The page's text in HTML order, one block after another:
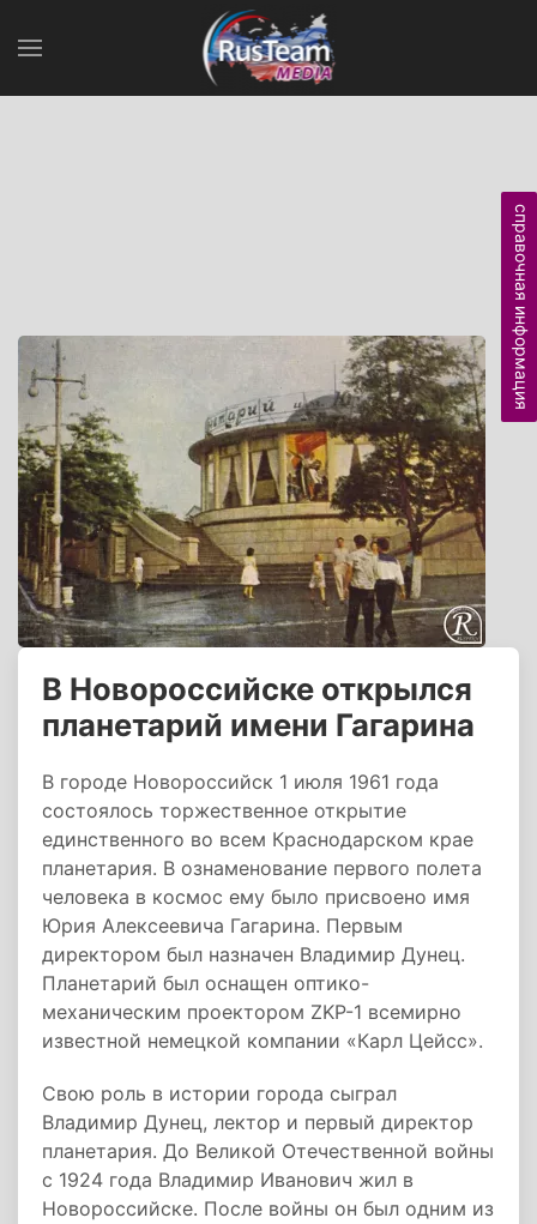
В Новороссийске открылся
планетарий имени Гагарина
В городе Новороссийск 1 июля 1961 года
состоялось торжественное открытие
единственного во всем Краснодарском крае
планетария. В ознаменование первого полета
человека в космос ему было присвоено имя
Юрия Алексеевича Гагарина. Первым
директором был назначен Владимир Дунец.
Планетарий был оснащен оптико-
механическим проектором ZKP-1 всемирно
известной немецкой компании «Карл Цейсс».
Свою роль в истории города сыграл
Владимир Дунец, лектор и первый директор
планетария. До Великой Отечественной войны
с 1924 года Владимир Иванович жил в
Новороссийске. После войны он был одним из
справочная информация